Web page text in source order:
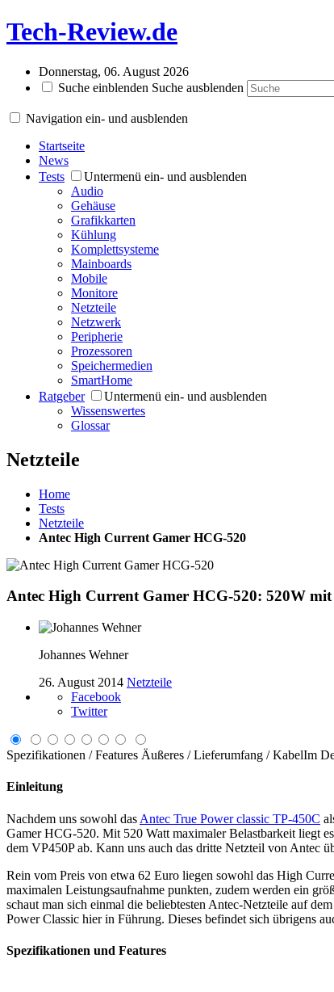
Tech-Review.de
Donnerstag, 06. August 2026
Suche einblenden Suche ausblenden
Navigation ein- und ausblenden
Startseite
News
Tests
Untermenü ein- und ausblenden
Audio
Gehäuse
Grafikkarten
Kühlung
Komplettsysteme
Mainboards
Mobile
Monitore
Netzteile
Netzwerk
Peripherie
Prozessoren
Speichermedien
SmartHome
Ratgeber
Untermenü ein- und ausblenden
Wissenswertes
Glossar
Netzteile
Home
Tests
Netzteile
Antec High Current Gamer HCG-520
Antec High Current Gamer HCG-520: 520W
Johannes Wehner
26. August 2014 Netzteile
Facebook
Twitter
Spezifikationen / Features Äußeres / Lieferumfang / KabelIm
Einleitung
Nachdem uns sowohl das Antec True Power classic TP-450C
Gamer HCG-520. Mit 520 Watt maximaler Belastbarkeit liegt
dem VP450P ab. Kann uns auch das dritte Netzteil von Antec
Rein vom Preis von etwa 62 Euro liegen sowohl das High
maximalen Leistungsaufnahme punkten, zudem werden ein
schaut man sich einmal die beliebtesten Antec-Netzteile auf
Power Classic hier in Führung. Dieses befindet sich übrigens
Spezifikationen und Features